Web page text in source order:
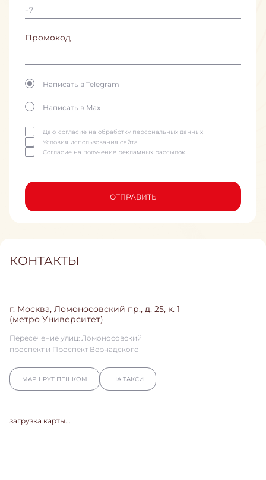
Промокод
Написать в Telegram
Написать в Max
Даю согласие на обработку персональных данных
Условия использования сайта
Согласие на получение рекламных рассылок
ОТПРАВИТЬ
КОНТАКТЫ
г. Москва, Ломоносовский пр., д. 25, к. 1
(метро Университет)
Пересечение улиц: Ломоносовский
проспект и Проспект Вернадского
МАРШРУТ ПЕШКОМ НА ТАКСИ
загрузка карты...